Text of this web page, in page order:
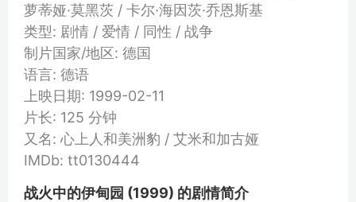
萝蒂娅·莫黑茨 / 卡尔·海因茨·乔恩斯基
类型: 剧情 / 爱情 / 同性 / 战争
制片国家/地区: 德国
语言: 德语
上映日期: 1999-02-11
片长: 125 分钟
又名: 心上人和美洲豹 / 艾米和加古娅
IMDb: tt0130444
战火中的伊甸园 (1999) 的剧情简介